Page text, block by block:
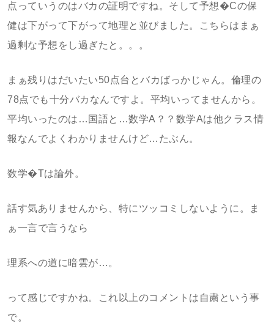
点っていうのはバカの証明ですね。そして予想�Cの保
健は下がって下がって地理と並びました。こちらはまぁ
過剰な予想をし過ぎたと。。。
まぁ残りはだいたい50点台とバカばっかじゃん。倫理の
78点でも十分バカなんですよ。平均いってませんから。
平均いったのは…国語と…数学A？？数学Aは他クラス情
報なんでよくわかりませんけど…たぶん。
数学�Tは論外。
話す気ありませんから、特にツッコミしないように。ま
ぁ一言で言うなら
理系への道に暗雲が…。
って感じですかね。これ以上のコメントは自粛という事
で。